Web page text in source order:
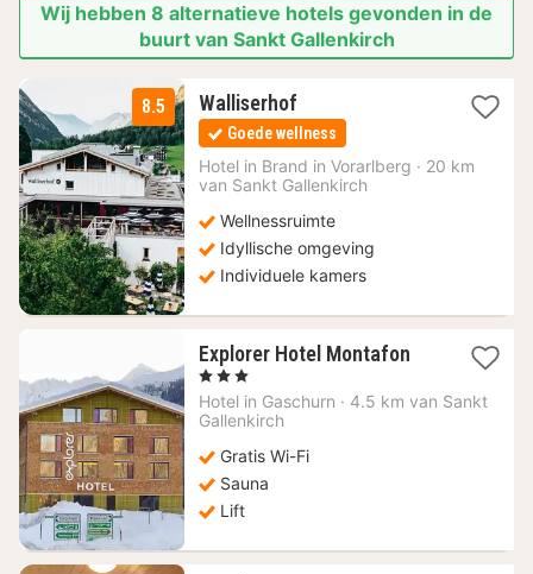
Wij hebben 8 alternatieve hotels gevonden in de
buurt van Sankt Gallenkirch
8.5 Walliserhof1
nacht
vanaf
177,18
€
Goede wellness
Hotel in Brand in Vorarlberg · 20 km
van Sankt Gallenkirch
Wellnessruimte
Idyllische omgeving
Individuele kamers
Explorer Hotel Montafon1
vanaf
, 3 Sterren
Hotel in Gaschurn · 4.5 km van Sankt
Gallenkirch
Gratis Wi-Fi
Sauna
Lift